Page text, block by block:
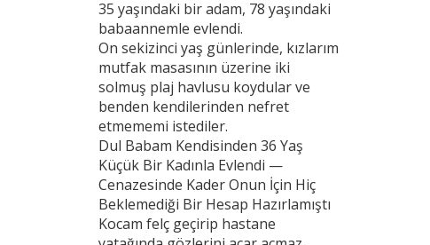
35 yaşındaki bir adam, 78 yaşındaki
babaannemle evlendi.
On sekizinci yaş günlerinde, kızlarım
mutfak masasının üzerine iki
solmuş plaj havlusu koydular ve
benden kendilerinden nefret
etmememi istediler.
Dul Babam Kendisinden 36 Yaş
Küçük Bir Kadınla Evlendi —
Cenazesinde Kader Onun İçin Hiç
Beklemediği Bir Hesap Hazırlamıştı
Kocam felç geçirip hastane